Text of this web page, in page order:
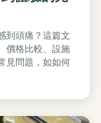
到頭痛？這篇文
價格比較、設施
見問題，如如何